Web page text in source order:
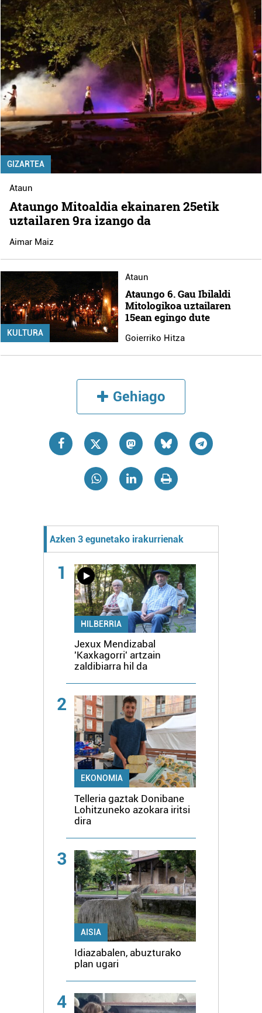
GIZARTEA
Ataun
Ataungo Mitoaldia ekainaren 25etik
uztailaren 9ra izango da
Aimar Maiz
KULTURA
Ataun
Ataungo 6. Gau Ibilaldi
Mitologikoa uztailaren
15ean egingo dute
Goierriko Hitza
Gehiago
Azken 3 egunetako irakurrienak
1
HILBERRIA
Jexux Mendizabal
'Kaxkagorri' artzain
zaldibiarra hil da
2
EKONOMIA
Telleria gaztak Donibane
Lohitzuneko azokara iritsi
dira
3
AISIA
Idiazabalen, abuzturako
plan ugari
4